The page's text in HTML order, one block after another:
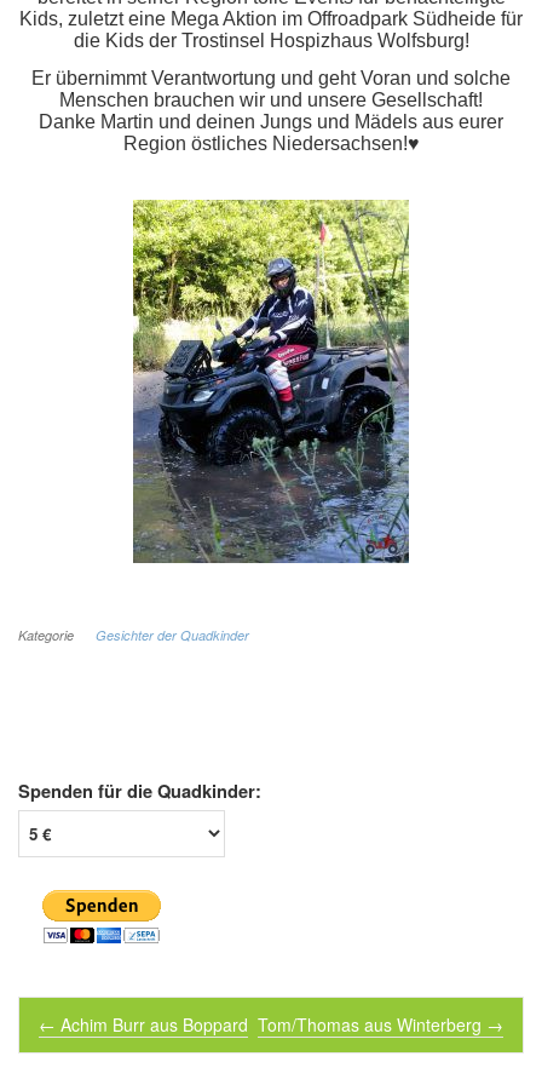
Kids, zuletzt eine Mega Aktion im Offroadpark Südheide für
die Kids der Trostinsel Hospizhaus Wolfsburg!
Er übernimmt Verantwortung und geht Voran und solche
Menschen brauchen wir und unsere Gesellschaft!
Danke Martin und deinen Jungs und Mädels aus eurer
Region östliches Niedersachsen!♥️
Kategorie Gesichter der Quadkinder
Spenden für die Quadkinder:
Post navigation
← Achim Burr aus Boppard Tom/Thomas aus Winterberg →